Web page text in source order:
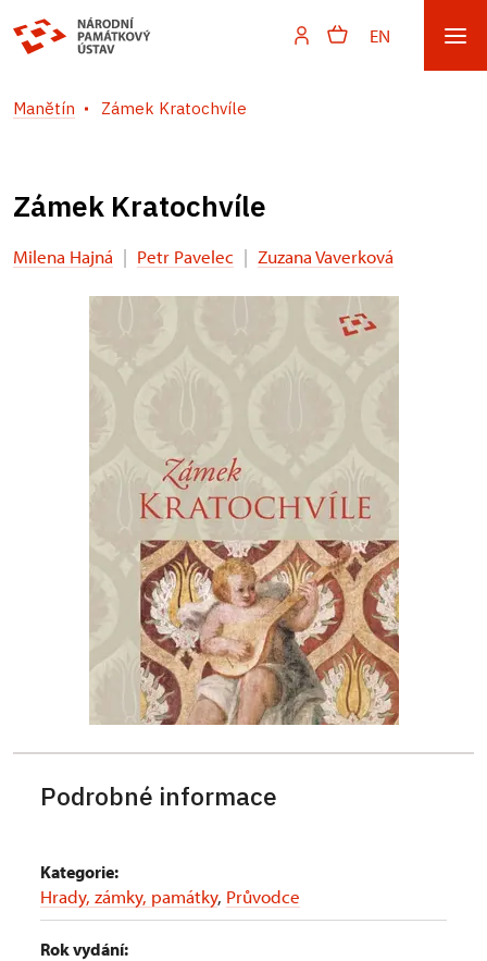
EN
Manětín Zámek Kratochvíle
Zámek Kratochvíle
Milena Hajná | Petr Pavelec | Zuzana Vaverková
Podrobné informace
Kategorie:
Hrady, zámky, památky, Průvodce
Rok vydání: